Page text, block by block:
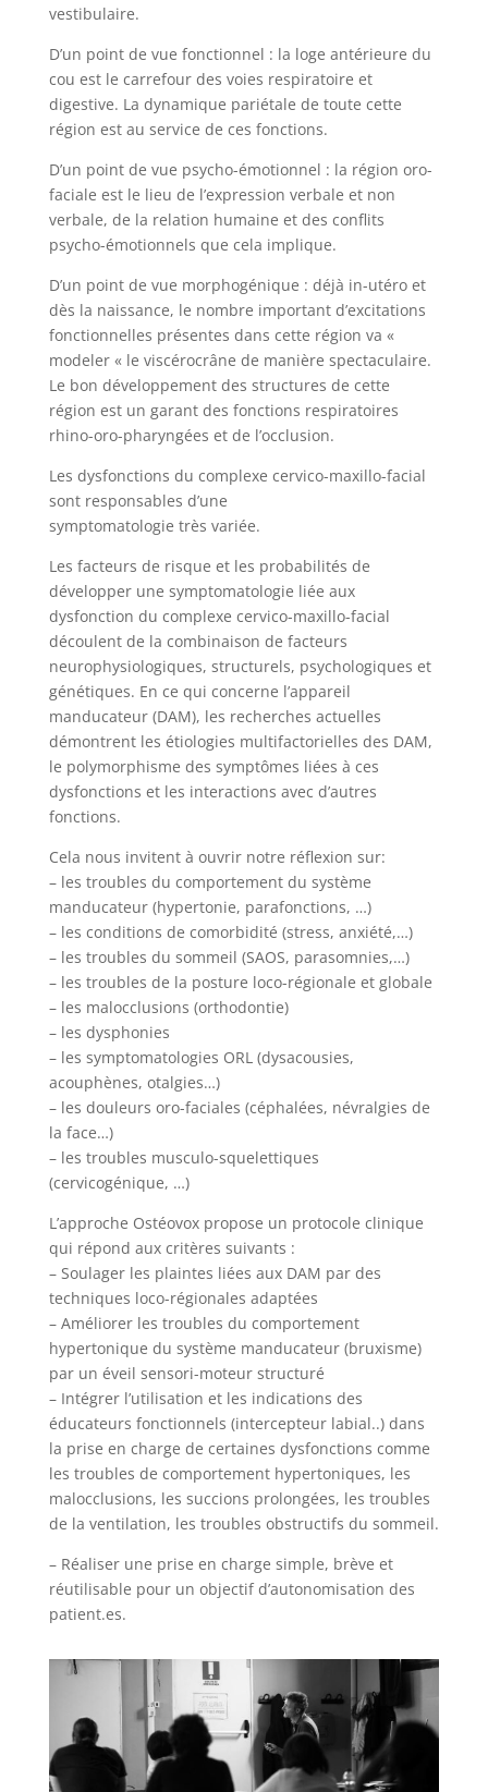
vestibulaire.
D’un point de vue fonctionnel : la loge antérieure du
cou est le carrefour des voies respiratoire et
digestive. La dynamique pariétale de toute cette
région est au service de ces fonctions.
D’un point de vue psycho-émotionnel : la région oro-
faciale est le lieu de l’expression verbale et non
verbale, de la relation humaine et des conflits
psycho-émotionnels que cela implique.
D’un point de vue morphogénique : déjà in-utéro et
dès la naissance, le nombre important d’excitations
fonctionnelles présentes dans cette région va «
modeler « le viscérocrâne de manière spectaculaire.
Le bon développement des structures de cette
région est un garant des fonctions respiratoires
rhino-oro-pharyngées et de l’occlusion.
Les dysfonctions du complexe cervico-maxillo-facial
sont responsables d’une
symptomatologie très variée.
Les facteurs de risque et les probabilités de
développer une symptomatologie liée aux
dysfonction du complexe cervico-maxillo-facial
découlent de la combinaison de facteurs
neurophysiologiques, structurels, psychologiques et
génétiques. En ce qui concerne l’appareil
manducateur (DAM), les recherches actuelles
démontrent les étiologies multifactorielles des DAM,
le polymorphisme des symptômes liées à ces
dysfonctions et les interactions avec d’autres
fonctions.
Cela nous invitent à ouvrir notre réflexion sur:
– les troubles du comportement du système
manducateur (hypertonie, parafonctions, …)
– les conditions de comorbidité (stress, anxiété,…)
– les troubles du sommeil (SAOS, parasomnies,…)
– les troubles de la posture loco-régionale et globale
– les malocclusions (orthodontie)
– les dysphonies
– les symptomatologies ORL (dysacousies,
acouphènes, otalgies…)
– les douleurs oro-faciales (céphalées, névralgies de
la face…)
– les troubles musculo-squelettiques
(cervicogénique, …)
L’approche Ostéovox propose un protocole clinique
qui répond aux critères suivants :
– Soulager les plaintes liées aux DAM par des
techniques loco-régionales adaptées
– Améliorer les troubles du comportement
hypertonique du système manducateur (bruxisme)
par un éveil sensori-moteur structuré
– Intégrer l’utilisation et les indications des
éducateurs fonctionnels (intercepteur labial..) dans
la prise en charge de certaines dysfonctions comme
les troubles de comportement hypertoniques, les
malocclusions, les succions prolongées, les troubles
de la ventilation, les troubles obstructifs du sommeil.
– Réaliser une prise en charge simple, brève et
réutilisable pour un objectif d’autonomisation des
patient.es.